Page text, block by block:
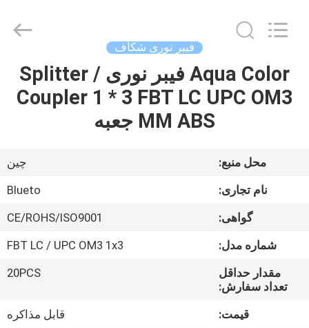
خانه
درباره
کارخانه
کنترل
Electronics&Communication
Reserved.
فیبر نوری شکاف
Aqua Color فیبر نوری Splitter /
Coupler 1 * 3 FBT LC UPC OM3
MM ABS جعبه
محل منبع:
چين
نام تجاری:
Blueto
گواهی:
CE/ROHS/ISO9001
شماره مدل:
FBT LC / UPC OM3 1x3
مقدار حداقل
تعداد سفارش:
20PCS
قیمت:
قابل مذاکره